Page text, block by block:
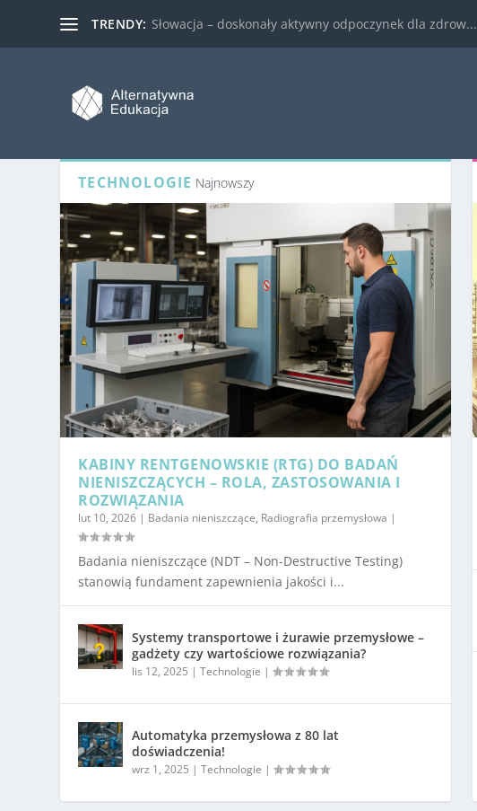
TRENDY: Słowacja – doskonały aktywny odpoczynek dla zdrow...
TECHNOLOGIE Najnowszy
KABINY RENTGENOWSKIE (RTG) DO BADAŃ
NIENISZCZĄCYCH – ROLA, ZASTOSOWANIA I
ROZWIĄZANIA
lut 10, 2026 | Badania nieniszczące, Radiografia przemysłowa |
Badania nieniszczące (NDT – Non-Destructive Testing)
stanowią fundament zapewnienia jakości i...
Systemy transportowe i żurawie przemysłowe –
gadżety czy wartościowe rozwiązania?
lis 12, 2025 |Technologie |
Automatyka przemysłowa z 80 lat
doświadczenia!
wrz 1, 2025 |Technologie |